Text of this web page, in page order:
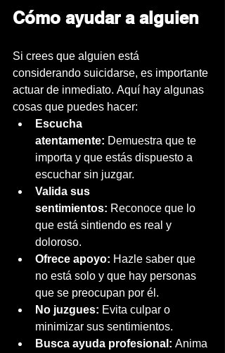
Cómo ayudar a alguien
Si crees que alguien está
considerando suicidarse, es importante
actuar de inmediato. Aquí hay algunas
cosas que puedes hacer:
Escucha
atentamente: Demuestra que te
importa y que estás dispuesto a
escuchar sin juzgar.
Valida sus
sentimientos: Reconoce que lo
que está sintiendo es real y
doloroso.
Ofrece apoyo: Hazle saber que
no está solo y que hay personas
que se preocupan por él.
No juzgues: Evita culpar o
minimizar sus sentimientos.
Busca ayuda profesional: Anima